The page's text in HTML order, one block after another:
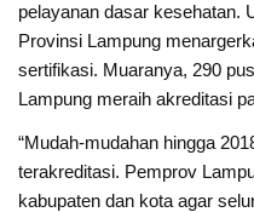
pelayanan dasar kesehatan.
Provinsi Lampung
sertifikasi. Muaranya, 290
Lampung meraih akreditasi
“Mudah-mudahan hingga
terakreditasi. Pemprov
kabupaten dan kota agar